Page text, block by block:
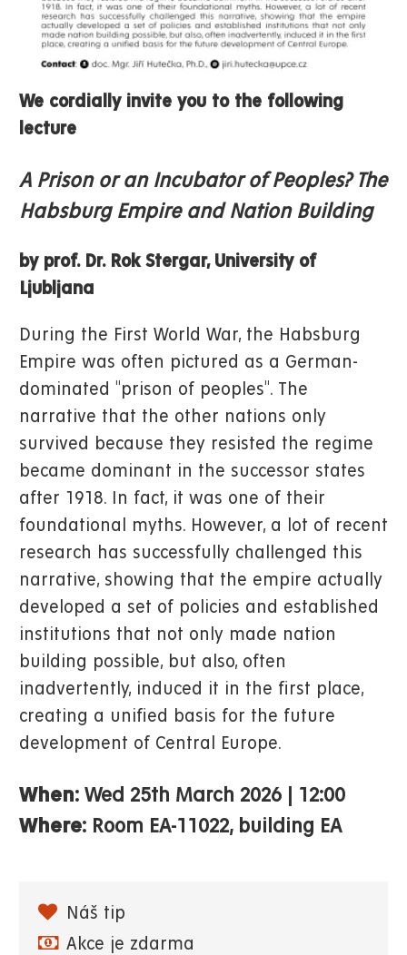
We cordially invite you to the following
lecture
A Prison or an Incubator of Peoples? The
Habsburg Empire and Nation Building
by prof. Dr. Rok Stergar, University of
Ljubljana
During the First World War, the Habsburg
Empire was often pictured as a German-
dominated "prison of peoples". The
narrative that the other nations only
survived because they resisted the regime
became dominant in the successor states
after 1918. In fact, it was one of their
foundational myths. However, a lot of recent
research has successfully challenged this
narrative, showing that the empire actually
developed a set of policies and established
institutions that not only made nation
building possible, but also, often
inadvertently, induced it in the first place,
creating a unified basis for the future
development of Central Europe.
When: Wed 25th March 2026
12:00
Where: Room EA-11022, building EA
Náš tip
Akce je zdarma